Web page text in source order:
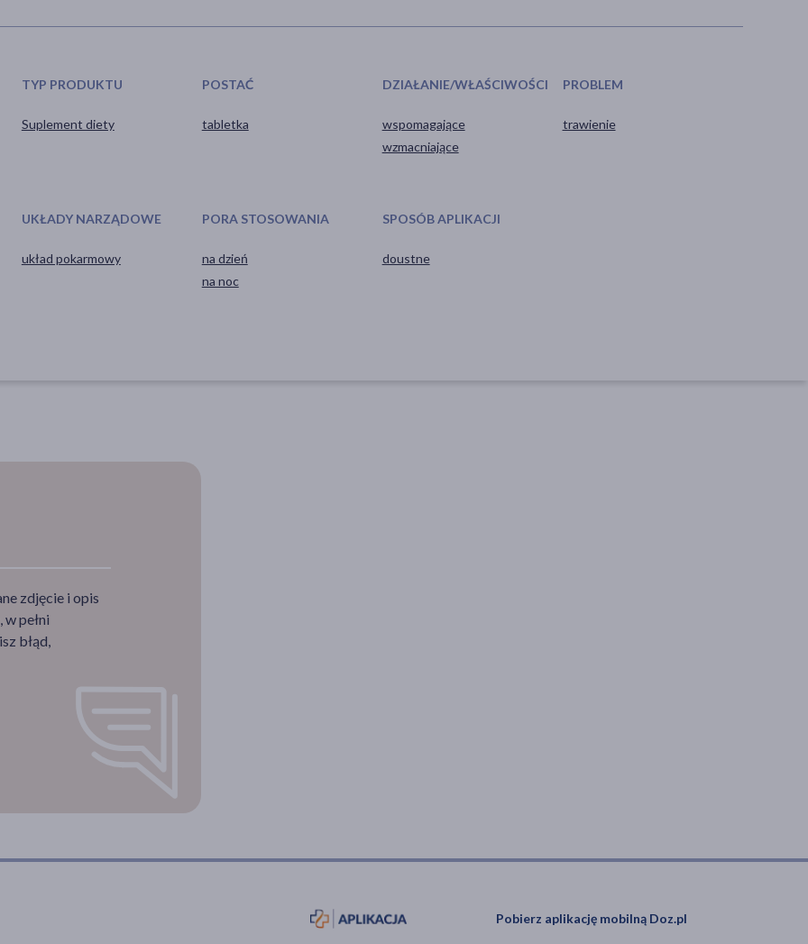
TYP PRODUKTU
Suplement diety
POSTAĆ
tabletka
DZIAŁANIE/WŁAŚCIWOŚCI
wspomagające
wzmacniające
PROBLEM
trawienie
UKŁADY NARZĄDOWE
układ pokarmowy
PORA STOSOWANIA
na dzień
na noc
SPOSÓB APLIKACJI
doustne
zdjęcie i opis
pełni
błąd,
Pobierz aplikację mobilną Doz.pl